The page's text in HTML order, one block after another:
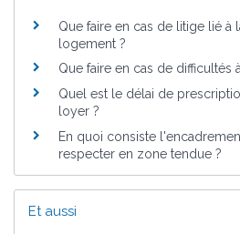
Que faire en cas de litige lié à
logement ?
Que faire en cas de difficultés
Quel est le délai de
loyer ?
En quoi consiste
respecter en zone tendue ?
Et aussi